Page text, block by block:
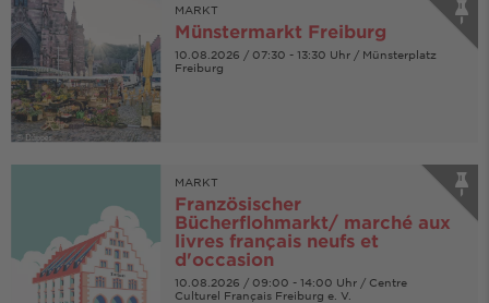
© Düpper
MARKT
Münstermarkt Freiburg
10.08.2026 / 07:30 - 13:30 Uhr / Münsterplatz
Freiburg
MARKT
Französischer
Bücherflohmarkt/ marché aux
livres français neufs et
d'occasion
10.08.2026 / 09:00 - 14:00 Uhr / Centre
Culturel Français Freiburg e. V.